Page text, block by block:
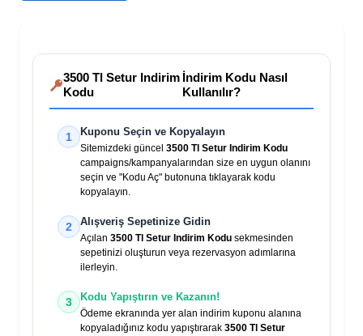
3500 Tl Setur Indirim
Kodu
İndirim Kodu Nasıl
Kullanılır?
1 Kuponu Seçin ve Kopyalayın
Sitemizdeki güncel 3500 Tl Setur Indirim Kodu
campaigns/kampanyalarından size en uygun olanını
seçin ve "Kodu Aç" butonuna tıklayarak kodu
kopyalayın.
2 Alışveriş Sepetinize Gidin
Açılan 3500 Tl Setur Indirim Kodu sekmesinden
sepetinizi oluşturun veya rezervasyon adımlarına
ilerleyin.
3 Kodu Yapıştırın ve Kazanın!
Ödeme ekranında yer alan indirim kuponu alanına
kopyaladığınız kodu yapıştırarak 3500 Tl Setur